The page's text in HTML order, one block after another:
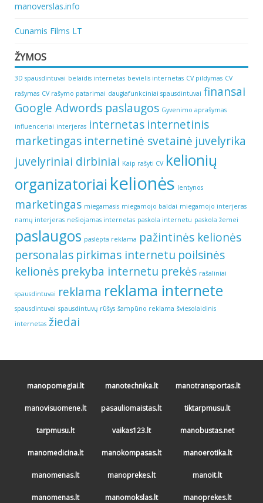
manoverslas.info
Cunamis Films LT
ŽYMOS
3D spausdintuvai belaidis internetas bevielis internetas CV pildymas CV
rašymas CV rašymo patarimai daugiafunkciniai spausdintuvai finansai
Google Adwords paslaugos Gyvenimo aprašymas
influenceriai interjeras internetas internetinis
marketingas internetinė svetainė juvelyrika
juvelyriniai dirbiniai Kaip rašyti CV kelionių
organizatoriai kelionės lentynos
marketingas miegamasis miegamojo baldai miegamojo interjeras
namų interjeras nešiojamas internetas paskola internetu paskola žemei
paslaugos paslėpta reklama pažintinės kelionės
personalas pirkimas internetu poilsinės
kelionės prekyba internetu prekės rašaliniai
spausdintuvai reklama reklama internete
spausdintuvai spausdintuvų rūšys šampūno reklama šviesolaidinis
internetas žiedai
manopomegiai.lt manotechnika.lt manotransportas.lt
manovisuomene.lt pasauliomaistas.lt tiktarpmusu.lt
tarpmusu.lt vaikas123.lt manobustas.net
manomedicina.lt manokompasas.lt manoerotika.lt
manomenas.lt manoprekes.lt manoit.lt
manomenas.lt manomokslas.lt manoprekes.lt